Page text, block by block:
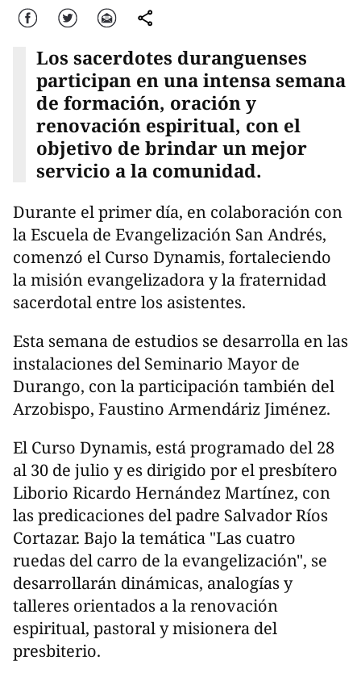
Facebook Twitter Correo comparte
Los sacerdotes duranguenses
participan en una intensa semana
de formación, oración y
renovación espiritual, con el
objetivo de brindar un mejor
servicio a la comunidad.
Durante el primer día, en colaboración con
la Escuela de Evangelización San Andrés,
comenzó el Curso Dynamis, fortaleciendo
la misión evangelizadora y la fraternidad
sacerdotal entre los asistentes.
Esta semana de estudios se desarrolla en las
instalaciones del Seminario Mayor de
Durango, con la participación también del
Arzobispo, Faustino Armendáriz Jiménez.
El Curso Dynamis, está programado del 28
al 30 de julio y es dirigido por el presbítero
Liborio Ricardo Hernández Martínez, con
las predicaciones del padre Salvador Ríos
Cortazar. Bajo la temática "Las cuatro
ruedas del carro de la evangelización", se
desarrollarán dinámicas, analogías y
talleres orientados a la renovación
espiritual, pastoral y misionera del
presbiterio.